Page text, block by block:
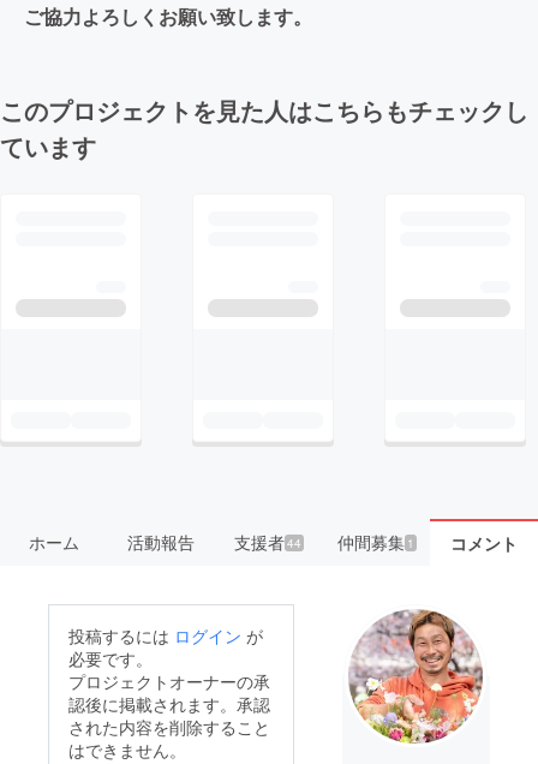
ご協力よろしくお願い致します。
このプロジェクトを見た人はこちらもチェックし
ています
ホーム 活動報告 支援者44 仲間募集 1 コメント
投稿するには ログイン が
必要です。
プロジェクトオーナーの承
認後に掲載されます。承認
された内容を削除すること
はできません。